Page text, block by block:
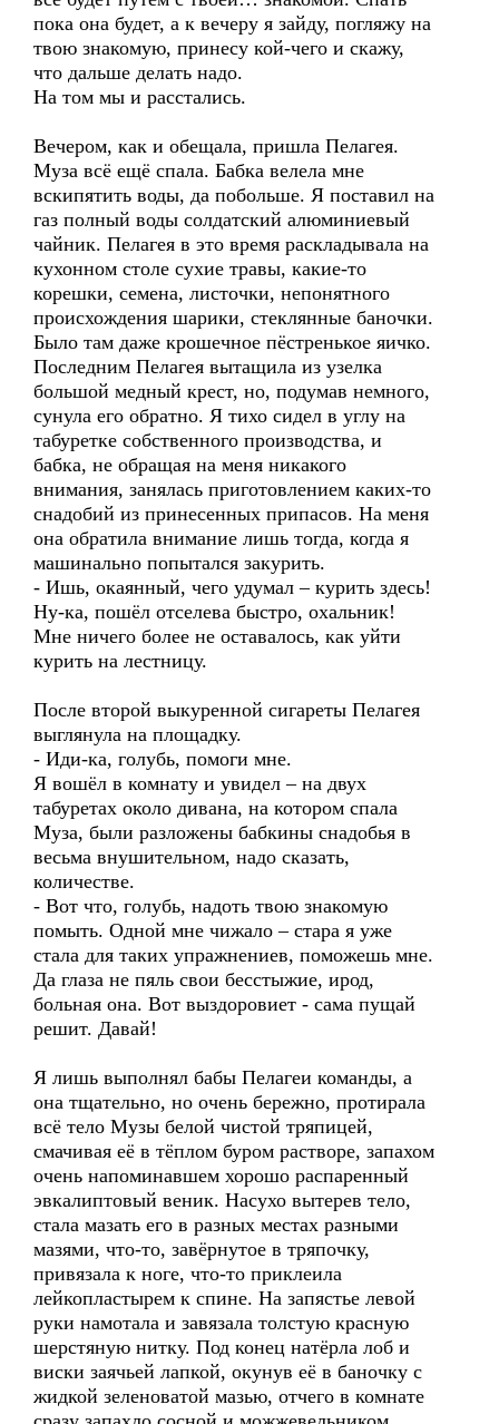
пока она будет, а к вечеру я зайду, погляжу на
твою знакомую, принесу кой-чего и скажу,
что дальше делать надо.
На том мы и расстались.
Вечером, как и обещала, пришла Пелагея.
Муза всё ещё спала. Бабка велела мне
вскипятить воды, да побольше. Я поставил на
газ полный воды солдатский алюминиевый
чайник. Пелагея в это время раскладывала на
кухонном столе сухие травы, какие-то
корешки, семена, листочки, непонятного
происхождения шарики, стеклянные баночки.
Было там даже крошечное пёстренькое яичко.
Последним Пелагея вытащила из узелка
большой медный крест, но, подумав немного,
сунула его обратно. Я тихо сидел в углу на
табуретке собственного производства, и
бабка, не обращая на меня никакого
внимания, занялась приготовлением каких-то
снадобий из принесенных припасов. На меня
она обратила внимание лишь тогда, когда я
машинально попытался закурить.
- Ишь, окаянный, чего удумал – курить здесь!
Ну-ка, пошёл отселева быстро, охальник!
Мне ничего более не оставалось, как уйти
курить на лестницу.
После второй выкуренной сигареты Пелагея
выглянула на площадку.
- Иди-ка, голубь, помоги мне.
Я вошёл в комнату и увидел – на двух
табуретах около дивана, на котором спала
Муза, были разложены бабкины снадобья в
весьма внушительном, надо сказать,
количестве.
- Вот что, голубь, надоть твою знакомую
помыть. Одной мне чижало – стара я уже
стала для таких упражнениев, поможешь мне.
Да глаза не пяль свои бесстыжие, ирод,
больная она. Вот выздоровиет - сама пущай
решит. Давай!
Я лишь выполнял бабы Пелагеи команды, а
она тщательно, но очень бережно, протирала
всё тело Музы белой чистой тряпицей,
смачивая её в тёплом буром растворе, запахом
очень напоминавшем хорошо распаренный
эвкалиптовый веник. Насухо вытерев тело,
стала мазать его в разных местах разными
мазями, что-то, завёрнутое в тряпочку,
привязала к ноге, что-то приклеила
лейкопластырем к спине. На запястье левой
руки намотала и завязала толстую красную
шерстяную нитку. Под конец натёрла лоб и
виски заячьей лапкой, окунув её в баночку с
жидкой зеленоватой мазью, отчего в комнате